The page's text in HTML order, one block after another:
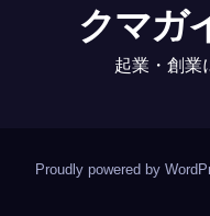
クマガ
起業・創業
Proudly powered by